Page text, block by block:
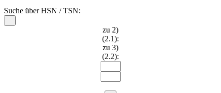
Suche über HSN / TSN:
zu 2)
(2.1):
zu 3)
(2.2):